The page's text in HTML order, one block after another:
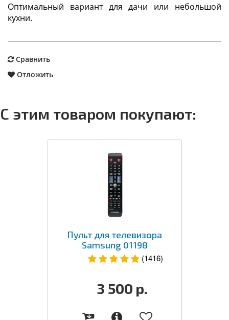
Оптимальный вариант для дачи или небольшой
кухни.
Сравнить
Отложить
С этим товаром покупают:
Пульт для телевизора
Samsung 01198
(1416)
3 500 р.